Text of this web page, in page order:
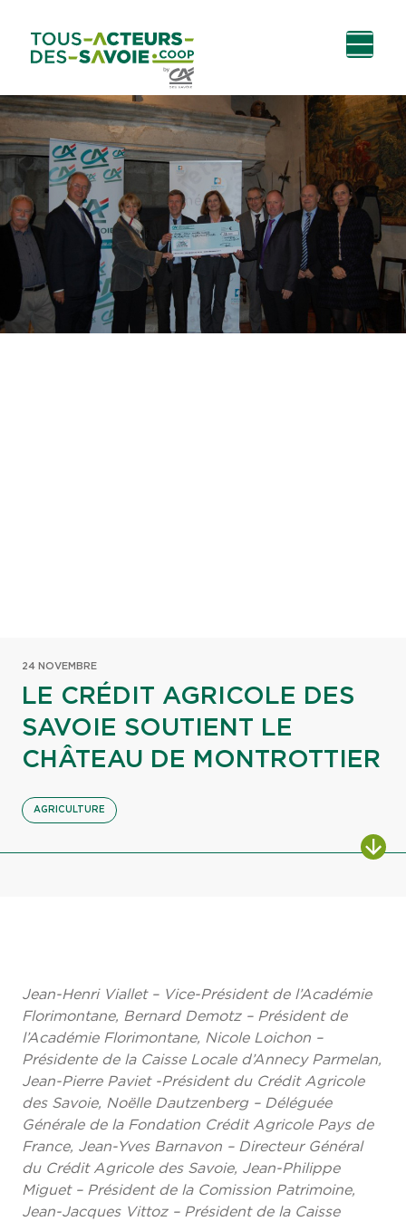
contenu
principal
24 NOVEMBRE
LE CRÉDIT AGRICOLE DES
SAVOIE SOUTIENT LE
CHÂTEAU DE MONTROTTIER
AGRICULTURE
Jean-Henri Viallet – Vice-Président de l’Académie
Florimontane, Bernard Demotz – Président de
l’Académie Florimontane, Nicole Loichon –
Présidente de la Caisse Locale d’Annecy Parmelan,
Jean-Pierre Paviet -Président du Crédit Agricole
des Savoie, Noëlle Dautzenberg – Déléguée
Générale de la Fondation Crédit Agricole Pays de
France, Jean-Yves Barnavon – Directeur Général
du Crédit Agricole des Savoie, Jean-Philippe
Miguet – Président de la Comission Patrimoine,
Jean-Jacques Vittoz – Président de la Caisse